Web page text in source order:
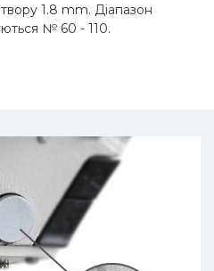
1.8 mm. Діапазон
№ 60 - 110.